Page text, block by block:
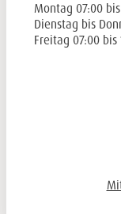
Montag 07:00
Dienstag bis
Freitag 07:00 bis